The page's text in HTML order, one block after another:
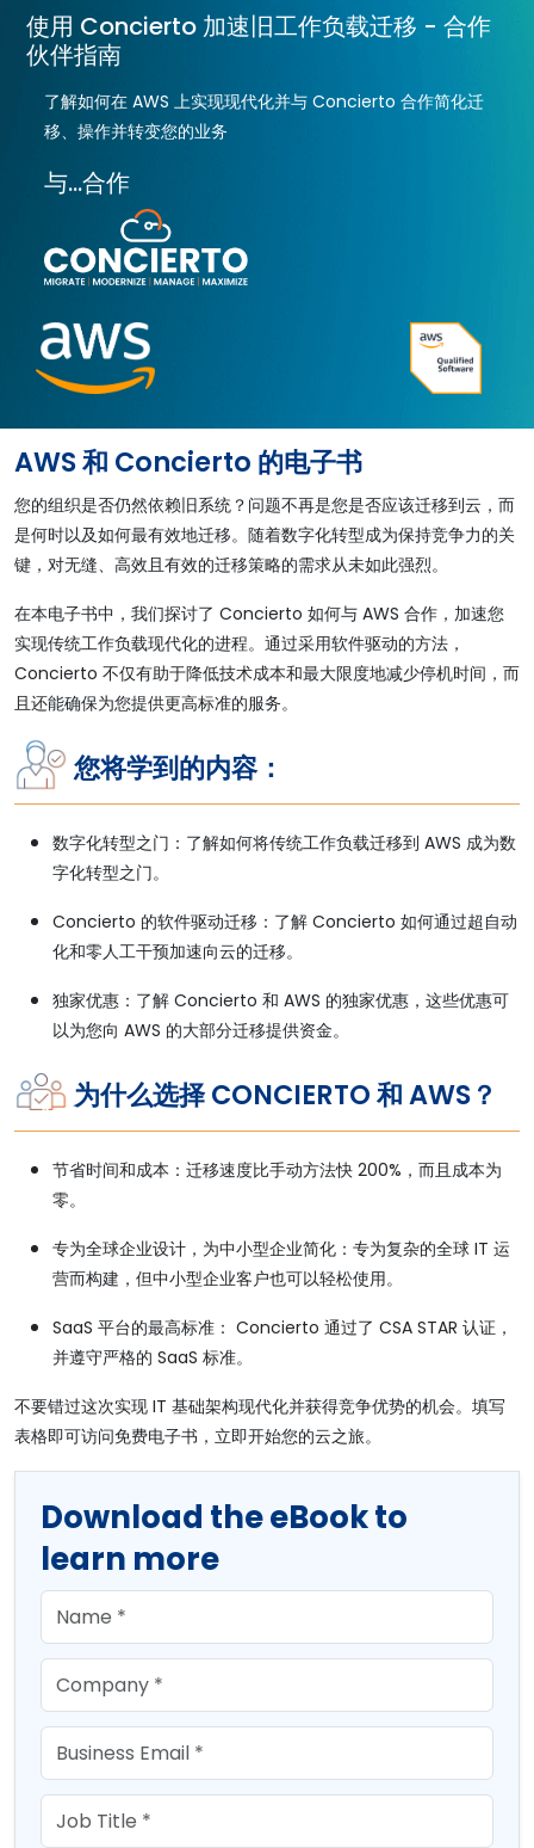
使用 Concierto 加速旧工作负载迁移 - 合作
伙伴指南
了解如何在 AWS 上实现现代化并与 Concierto 合作简化迁
移、操作并转变您的业务
与…合作
AWS 和 Concierto 的电子书
您的组织是否仍然依赖旧系统？问题不再是您是否应该迁移到云，而
是何时以及如何最有效地迁移。随着数字化转型成为保持竞争力的关
键，对无缝、高效且有效的迁移策略的需求从未如此强烈。
在本电子书中，我们探讨了 Concierto 如何与 AWS 合作，加速您
实现传统工作负载现代化的进程。通过采用软件驱动的方法，
Concierto 不仅有助于降低技术成本和最大限度地减少停机时间，而
且还能确保为您提供更高标准的服务。
您将学到的内容：
数字化转型之门：了解如何将传统工作负载迁移到 AWS 成为数
字化转型之门。
Concierto 的软件驱动迁移：了解 Concierto 如何通过超自动
化和零人工干预加速向云的迁移。
独家优惠：了解 Concierto 和 AWS 的独家优惠，这些优惠可
以为您向 AWS 的大部分迁移提供资金。
为什么选择 CONCIERTO 和 AWS？
节省时间和成本：迁移速度比手动方法快 200%，而且成本为
零。
专为全球企业设计，为中小型企业简化：专为复杂的全球 IT 运
营而构建，但中小型企业客户也可以轻松使用。
SaaS 平台的最高标准： Concierto 通过了 CSA STAR 认证，
并遵守严格的 SaaS 标准。
不要错过这次实现 IT 基础架构现代化并获得竞争优势的机会。填写
表格即可访问免费电子书，立即开始您的云之旅。
Download the eBook to
learn more
First Name
Company
Email
Job Title